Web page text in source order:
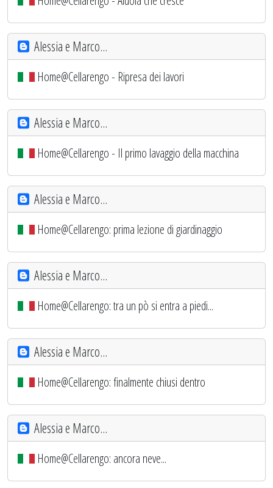
Alessia e Marco...
Home@Cellarengo - Ripresa dei lavori
Alessia e Marco...
Home@Cellarengo - Il primo lavaggio della macchina
Alessia e Marco...
Home@Cellarengo: prima lezione di giardinaggio
Alessia e Marco...
Home@Cellarengo: tra un pò si entra a piedi...
Alessia e Marco...
Home@Cellarengo: finalmente chiusi dentro
Alessia e Marco...
Home@Cellarengo: ancora neve...